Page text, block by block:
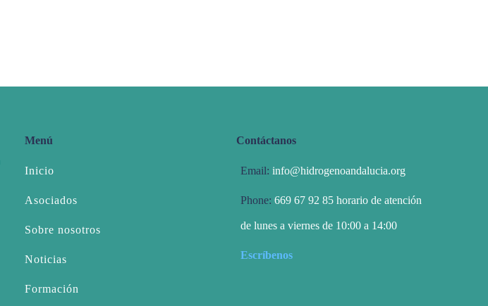
Menú
Inicio
Asociados
Sobre nosotros
Noticias
Formación
Contáctanos
Email: info@hidrogenoandalucia.org
Phone: 669 67 92 85 horario de atención
de lunes a viernes de 10:00 a 14:00
Escríbenos